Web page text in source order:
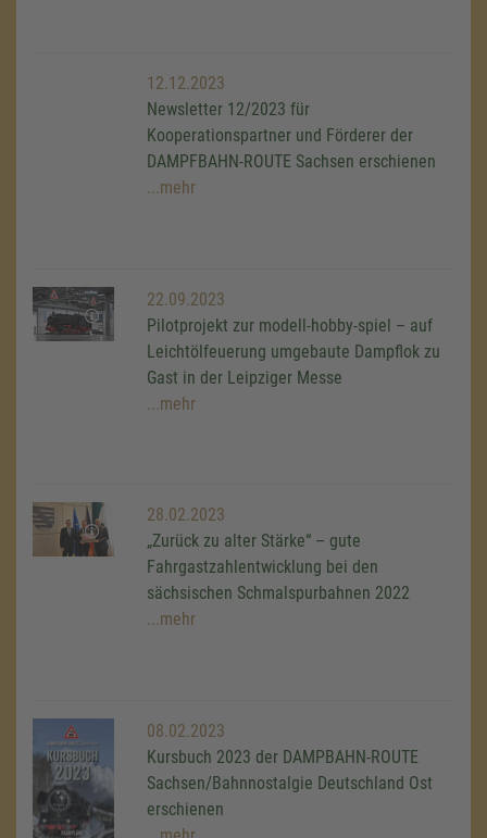
12.12.2023
Newsletter 12/2023 für
Kooperationspartner und Förderer der
DAMPFBAHN-ROUTE Sachsen erschienen
...mehr
22.09.2023
Pilotprojekt zur modell-hobby-spiel – auf
Leichtölfeuerung umgebaute Dampflok zu
Gast in der Leipziger Messe
...mehr
28.02.2023
„Zurück zu alter Stärke“ – gute
Fahrgastzahlentwicklung bei den
sächsischen Schmalspurbahnen 2022
...mehr
08.02.2023
Kursbuch 2023 der DAMPBAHN-ROUTE
Sachsen/Bahnnostalgie Deutschland Ost
erschienen